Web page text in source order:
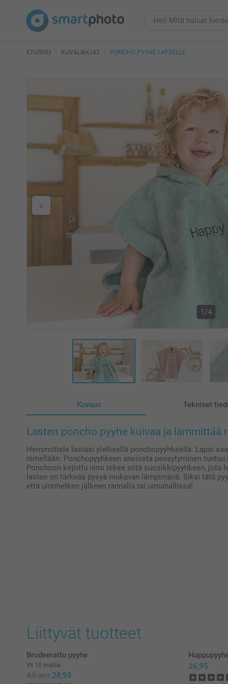
ETUSIVU KUVALAHJAT PONCHO PYYHE LAPSELLE
1/4
Kuvaus Tekniset
Lasten poncho pyyhe kuivaa ja lämmittää
Hemmottele lastasi ylellisellä ponchopyyhkeellä. Lapsi
nimellään. Ponchopyyhkeen ansiosta peseytyminen
Ponchoon kirjottu nimi tekee siitä suosikkipyyhkeen, jota
lasten on tärkeää pysyä mukavan lämpimänä. Siksi tätä
että uintihetken jälkeen rannalla tai uimahallissa!
Liittyvät tuotteet
Brodeerattu pyyhe
Yli 10 mallia
Alkaen 28,95
26,95